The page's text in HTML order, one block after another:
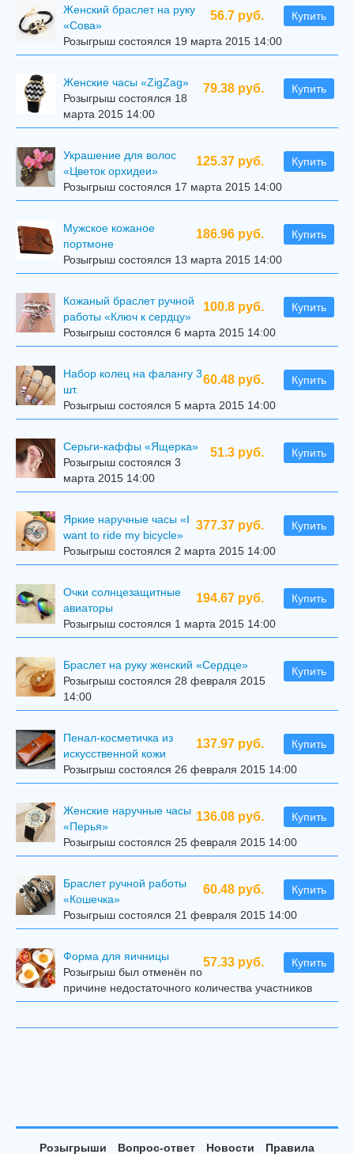
56.7 руб. Купить
Женский браслет на руку
«Сова»
Розыгрыш состоялся 19 марта 2015 14:00
79.38 руб. Купить
Женские часы «ZigZag»
Розыгрыш состоялся 18
марта 2015 14:00
125.37 руб. Купить
Украшение для волос
«Цветок орхидеи»
Розыгрыш состоялся 17 марта 2015 14:00
186.96 руб. Купить
Мужское кожаное
портмоне
Розыгрыш состоялся 13 марта 2015 14:00
100.8 руб. Купить
Кожаный браслет ручной
работы «Ключ к сердцу»
Розыгрыш состоялся 6 марта 2015 14:00
60.48 руб. Купить
Набор колец на фалангу 3
шт.
Розыгрыш состоялся 5 марта 2015 14:00
51.3 руб. Купить
Серьги-каффы «Ящерка»
Розыгрыш состоялся 3
марта 2015 14:00
377.37 руб. Купить
Яркие наручные часы «I
want to ride my bicycle»
Розыгрыш состоялся 2 марта 2015 14:00
194.67 руб. Купить
Очки солнцезащитные
авиаторы
Розыгрыш состоялся 1 марта 2015 14:00
Купить
Браслет на руку женский «Сердце»
Розыгрыш состоялся 28 февраля 2015
14:00
137.97 руб. Купить
Пенал-косметичка из
искусственной кожи
Розыгрыш состоялся 26 февраля 2015 14:00
136.08 руб. Купить
Женские наручные часы
«Перья»
Розыгрыш состоялся 25 февраля 2015 14:00
60.48 руб. Купить
Браслет ручной работы
«Кошечка»
Розыгрыш состоялся 21 февраля 2015 14:00
57.33 руб. Купить
Форма для яичницы
Розыгрыш был отменён по
причине недостаточного количества участников
Розыгрыши Вопрос-ответ Новости Правила